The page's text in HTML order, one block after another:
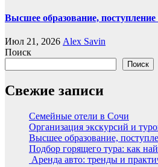
Высшее образование,
Июл 21, 2026 Alex Savin
Поиск
Поиск
Свежие записи
Семейные отели в Сочи
Организация экскурсий и
Высшее образование,
Подбор горящего тура: как
Аренда авто: тренды и